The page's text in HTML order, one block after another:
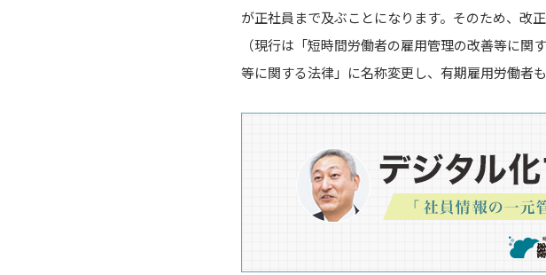
が正社員まで及ぶことになります。そのため、改
（現行は「短時間労働者の雇用管理の改善等に
等に関する法律」に名称変更し、有期雇用労働者